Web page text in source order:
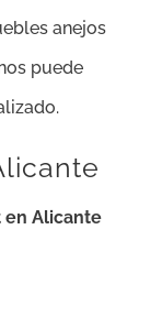
anejos
puede
en Alicante